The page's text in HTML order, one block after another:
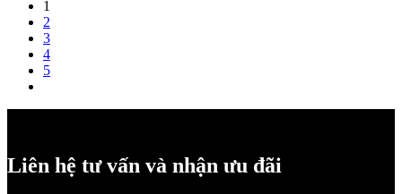
1
2
3
4
5
Liên hệ tư vấn và nhận ưu đãi